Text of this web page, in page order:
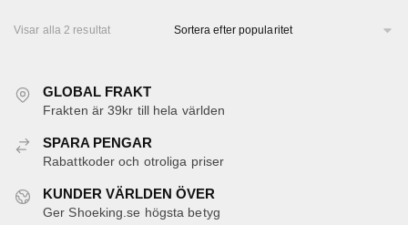
har
De
olika
alternativen
kan
på
Visar alla 2 resultatSortera
GLOBAL FRAKT
Frakten är 39kr till hela världen
SPARA PENGAR
Rabattkoder och otroliga priser
KUNDER VÄRLDEN ÖVER
Ger Shoeking.se högsta betyg